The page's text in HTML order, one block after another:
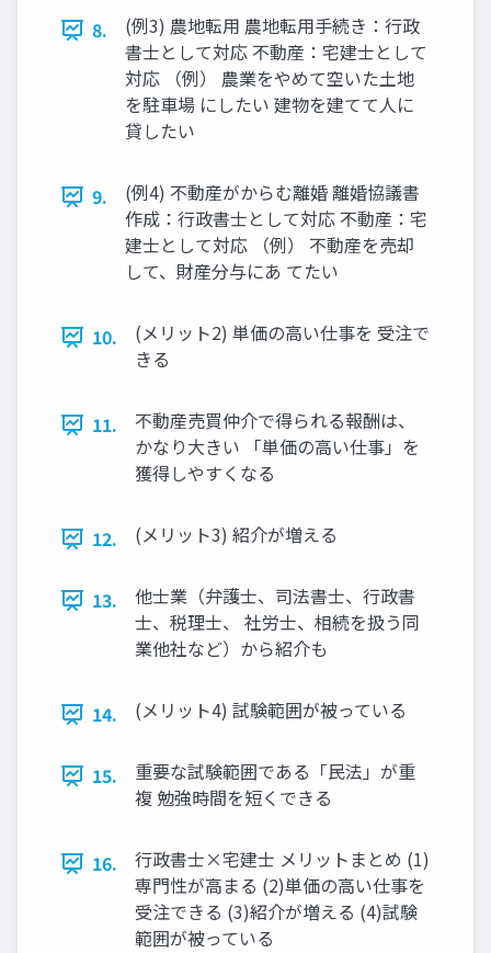
8.
(例3) 農地転用 農地転用手続き：行政
書士として対応 不動産：宅建士として
対応 （例） 農業をやめて空いた土地
を駐車場 にしたい 建物を建てて人に
貸したい
9.
(例4) 不動産がからむ離婚 離婚協議書
作成：行政書士として対応 不動産：宅
建士として対応 （例） 不動産を売却
して、財産分与にあ てたい
10.
(メリット2) 単価の高い仕事を 受注で
きる
11.
不動産売買仲介で得られる報酬は、
かなり大きい 「単価の高い仕事」を
獲得しやすくなる
12. (メリット3) 紹介が増える
13.
他士業（弁護士、司法書士、行政書
士、税理士、 社労士、相続を扱う同
業他社など）から紹介も
14. (メリット4) 試験範囲が被っている
15.
重要な試験範囲である「民法」が重
複 勉強時間を短くできる
16.
行政書士×宅建士 メリットまとめ (1)
専門性が高まる (2)単価の高い仕事を
受注できる (3)紹介が増える (4)試験
範囲が被っている